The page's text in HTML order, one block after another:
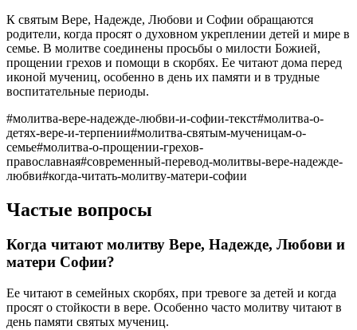
К святым Вере, Надежде, Любови и Софии обращаются
родители, когда просят о духовном укреплении детей и мире в
семье. В молитве соединены просьбы о милости Божией,
прощении грехов и помощи в скорбях. Ее читают дома перед
иконой мучениц, особенно в день их памяти и в трудные
воспитательные периоды.
#молитва-вере-надежде-любви-и-софии-текст#молитва-о-
детях-вере-и-терпении#молитва-святым-мученицам-о-
семье#молитва-о-прощении-грехов-
православная#современный-перевод-молитвы-вере-надежде-
любви#когда-читать-молитву-матери-софии
Частые вопросы
Когда читают молитву Вере, Надежде, Любови и
матери Софии?
Ее читают в семейных скорбях, при тревоге за детей и когда
просят о стойкости в вере. Особенно часто молитву читают в
день памяти святых мучениц.